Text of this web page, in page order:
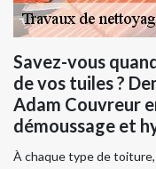
Savez-vous
de vos tuiles ?
Adam Couvreur
démoussage et
À chaque type de